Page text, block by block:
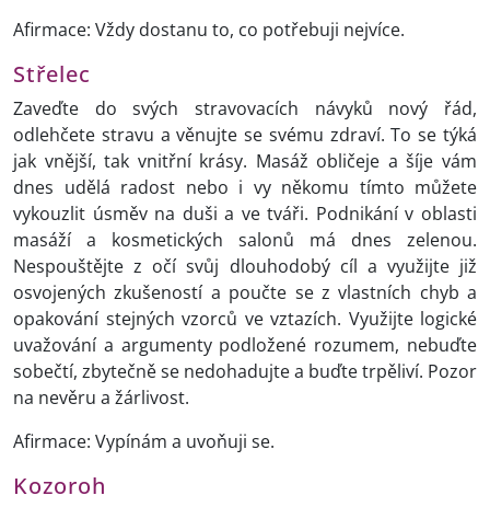
Afirmace: Vždy dostanu to, co potřebuji nejvíce.
Střelec
Zaveďte do svých stravovacích návyků nový řád,
odlehčete stravu a věnujte se svému zdraví. To se týká
jak vnější, tak vnitřní krásy. Masáž obličeje a šíje vám
dnes udělá radost nebo i vy někomu tímto můžete
vykouzlit úsměv na duši a ve tváři. Podnikání v oblasti
masáží a kosmetických salonů má dnes zelenou.
Nespouštějte z očí svůj dlouhodobý cíl a využijte již
osvojených zkušeností a poučte se z vlastních chyb a
opakování stejných vzorců ve vztazích. Využijte logické
uvažování a argumenty podložené rozumem, nebuďte
sobečtí, zbytečně se nedohadujte a buďte trpěliví. Pozor
na nevěru a žárlivost.
Afirmace: Vypínám a uvoňuji se.
Kozoroh